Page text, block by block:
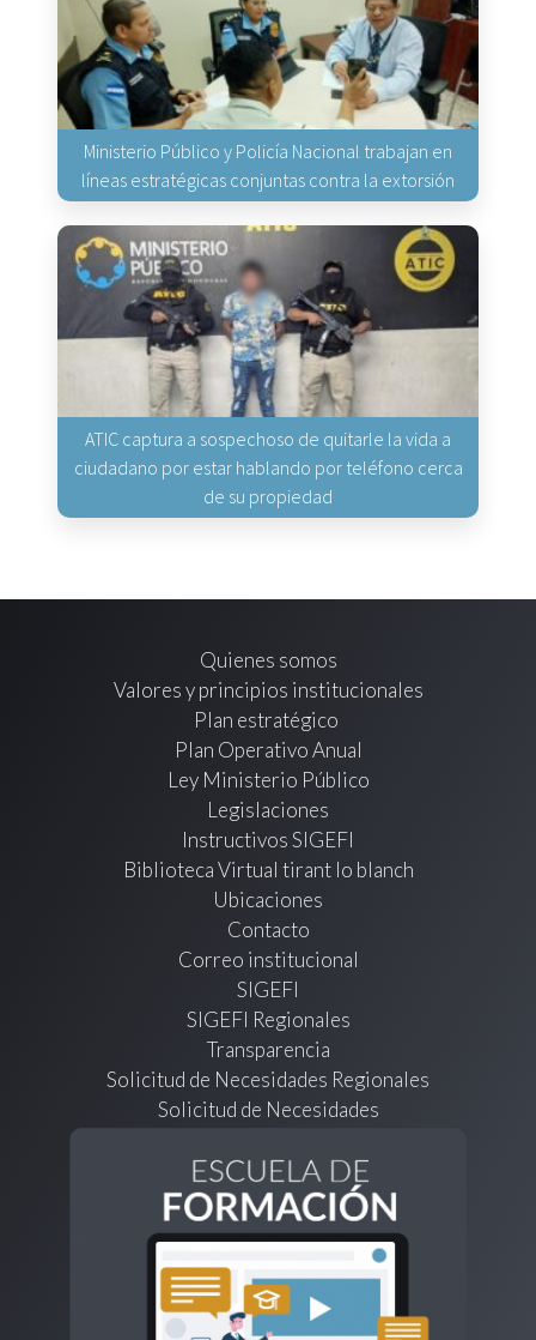
Ministerio Público y Policía Nacional trabajan en
líneas estratégicas conjuntas contra la extorsión
ATIC captura a sospechoso de quitarle la vida a
ciudadano por estar hablando por teléfono cerca
de su propiedad
Quienes somos
Valores y principios institucionales
Plan estratégico
Plan Operativo Anual
Ley Ministerio Público
Legislaciones
Instructivos SIGEFI
Biblioteca Virtual tirant lo blanch
Ubicaciones
Contacto
Correo institucional
SIGEFI
SIGEFI Regionales
Transparencia
Solicitud de Necesidades Regionales
Solicitud de Necesidades